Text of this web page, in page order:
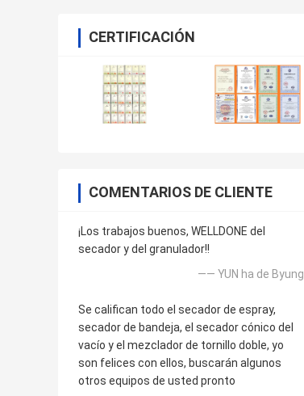
CERTIFICACIÓN
COMENTARIOS DE CLIENTE
¡Los trabajos buenos, WELLDONE del
secador y del granulador!!
—— YUN ha de Byung
Se califican todo el secador de espray,
secador de bandeja, el secador cónico del
vacío y el mezclador de tornillo doble, yo
son felices con ellos, buscarán algunos
otros equipos de usted pronto